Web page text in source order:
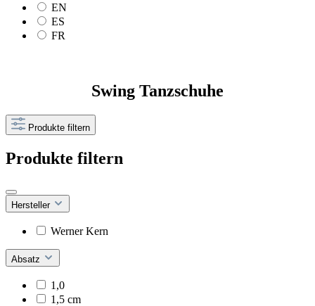
EN
ES
FR
Swing Tanzschuhe
Produkte filtern
Produkte filtern
Hersteller
Werner Kern
Absatz
1,0
1,5 cm